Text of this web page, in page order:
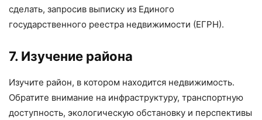
сделать, запросив выписку из Единого
государственного реестра недвижимости (ЕГРН).
7. Изучение района
Изучите район, в котором находится недвижимость.
Обратите внимание на инфраструктуру, транспортную
доступность, экологическую обстановку и перспективы